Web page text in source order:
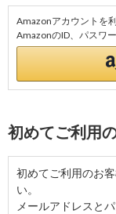
Amazonアカウントを
AmazonのID、パスワ
初めてご利用
初めてご利用のお
い。
メールアドレスと